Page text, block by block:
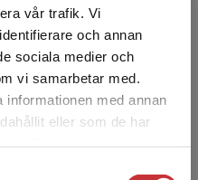
vår trafik. Vi
och annan
sociala medier och
vi samarbetar med.
med annan
eller som de har
utanför Sverige.
utanför Sverige. För
Hwang
som psykolog
Arbetar som